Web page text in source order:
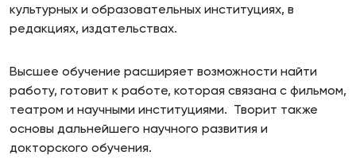
культурных и образовательных институциях, в
редакциях, издательствах.
Высшее обучение расширяет возможности найти
работу, готовит к работе, которая связана с фильмом,
театром и научными институциями. Творит также
основы дальнейшего научного развития и
докторского обучения.